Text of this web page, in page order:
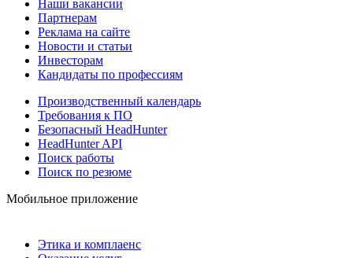
Наши вакансии
Партнерам
Реклама на сайте
Новости и статьи
Инвесторам
Кандидаты по профессиям
Производственный календарь
Требования к ПО
Безопасный HeadHunter
HeadHunter API
Поиск работы
Поиск по резюме
Мобильное приложение
Этика и комплаенс